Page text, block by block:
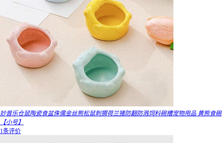
妙普乐仓鼠陶瓷食盆侏儒金丝熊松鼠刺猬荷兰猪防翻防溅饲料碗槽宠物用品 黄熊食碗
【小号】
1条评价